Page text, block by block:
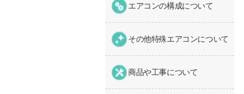
エアコンの構成について
その他特殊エアコンについて
商品や工事について